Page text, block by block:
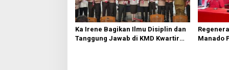
Ka Irene Bagikan Ilmu Disiplin dan
Tanggung Jawab di KMD Kwartir
Manado